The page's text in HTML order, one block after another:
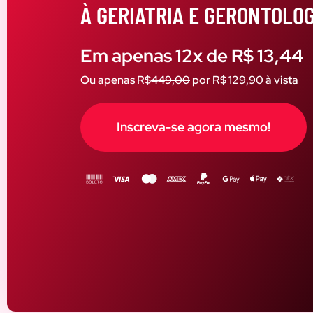
À GERIATRIA E
Em apenas 12x de R$ 13,44
Ou apenas R$449,00por R$ 129,90 à vista
Inscreva-se agora mesmo!